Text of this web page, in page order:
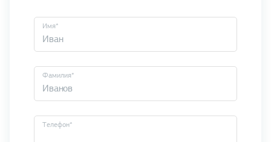
Имя*
Фамилия*
Телефон*